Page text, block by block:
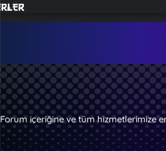
Forum içeriğine ve tüm hizmetlerimize